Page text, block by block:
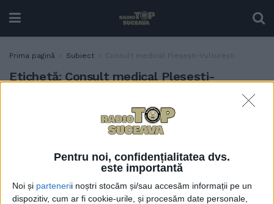
Pentru noi, confidențialitatea dvs.
este importantă
Noi și partenerii noștri stocăm și/sau accesăm informații pe un
dispozitiv, cum ar fi cookie-urile, și procesăm date personale,
Prima pagină Subiect Consult medical Pleșești-Vulturești
Etichetă: Consult medical Pleșești-
92 de oameni din Pleșești au
fost consultați gratuit și au
tratament sau de
investigații suplimentare
10 OCTOMBRIE, 2023